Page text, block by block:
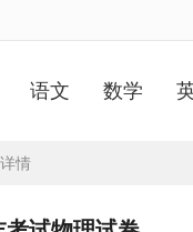
语文 数学
情